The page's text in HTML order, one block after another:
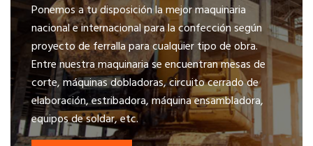
Ponemos a tu disposición la mejor maquinaria
nacional e internacional para la confección según
proyecto de ferralla para cualquier tipo de obra.
Entre nuestra maquinaria se encuentran mesas de
corte, máquinas dobladoras, circuito cerrado de
elaboración, estribadora, máquina ensambladora,
equipos de soldar, etc.